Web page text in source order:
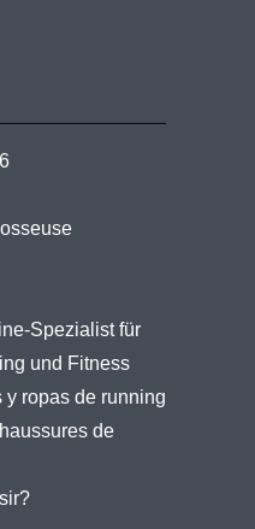
Spezialist für
und Fitness
y ropas de running
de